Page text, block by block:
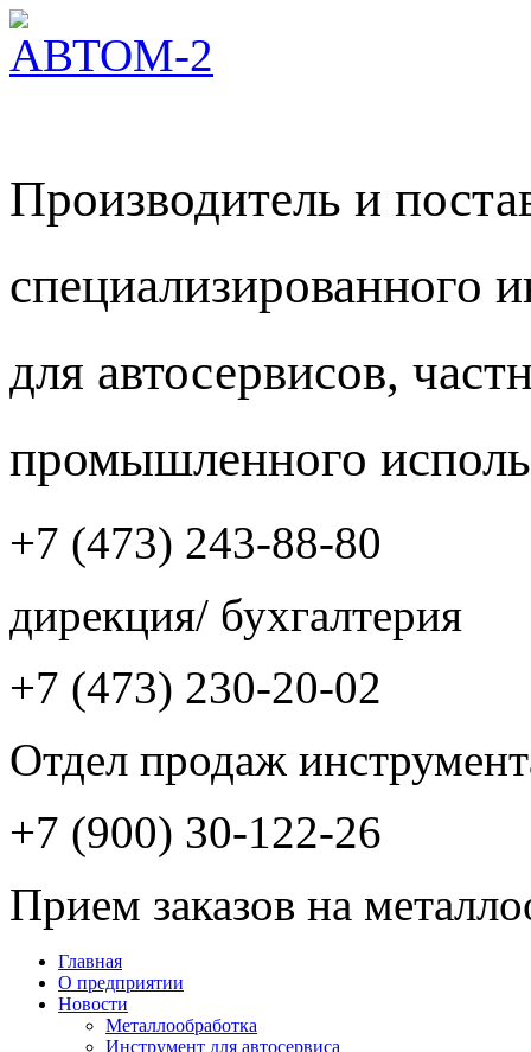
Производитель и
специализированного
для автосервисов,
промышленного
+7 (473) 243-88-80
дирекция/ бухгалтерия
+7 (473) 230-20-02
Отдел продаж
+7 (900) 30-122-26
Прием заказов на
Главная
О предприятии
Новости
Металлообработка
Инструмент для автосервиса